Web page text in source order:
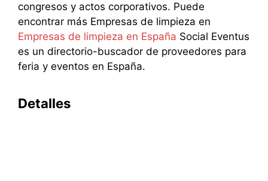
congresos y actos corporativos. Puede
encontrar más Empresas de limpieza en
Empresas de limpieza en España Social Eventus
es un directorio-buscador de proveedores para
feria y eventos en España.
Detalles